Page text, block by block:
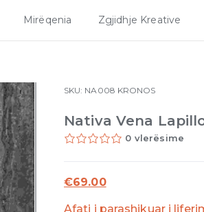
Mirëqenia Zgjidhje Kreative
SKU: NA008 KRONOS
Nativa Vena
0 vlerësime
€69.00
Afati i parashikuar i